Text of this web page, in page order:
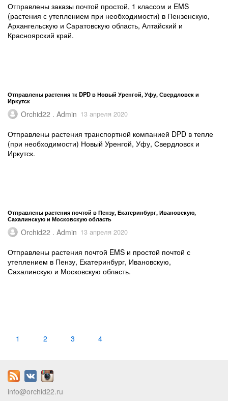
Отправлены заказы почтой простой, 1 классом и EMS
(растения с утеплением при необходимости) в Пензенскую,
Архангельскую и Саратовскую область, Алтайский и
Красноярский край.
Отправлены растения тк DPD в Новый Уренгой, Уфу, Свердловск и
Иркутск
Orchid22 . Admin 13 апреля 2020
Отправлены растения транспортной компанией DPD в тепле
(при необходимости) Новый Уренгой, Уфу, Свердловск и
Иркутск.
Отправлены растения почтой в Пензу, Екатеринбург, Ивановскую,
Сахалинскую и Московскую область
Orchid22 . Admin 13 апреля 2020
Отправлены растения почтой EMS и простой почтой с
утеплением в Пензу, Екатеринбург, Ивановскую,
Сахалинскую и Московскую область.
1 2 3 4
info@orchid22.ru